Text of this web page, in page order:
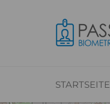
STARTSEITE